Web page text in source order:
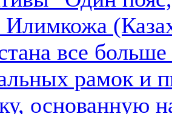
Илимкожа
все
рамок и
основанную